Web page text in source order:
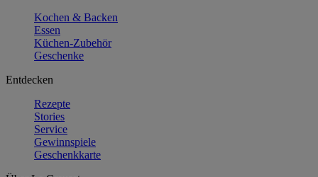
Kochen & Backen
Essen
Küchen-Zubehör
Geschenke
Entdecken
Rezepte
Stories
Service
Gewinnspiele
Geschenkkarte